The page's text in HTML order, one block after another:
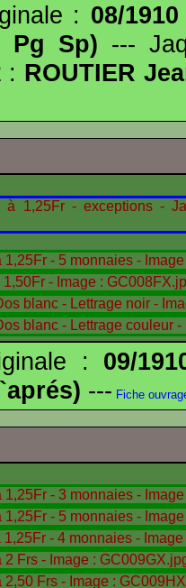
: 08/1910
Pg Sp) ---
: ROUTIER
: 09/
--- Fiche